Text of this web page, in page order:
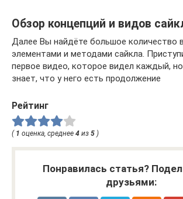
Обзор концепций и видов
Далее Вы найдёте большое количество
элементами и методами сайкла.
первое видео, которое видел каждый,
знает, что у него есть продолжение
Рейтинг
( 1 оценка, среднее 4 из 5 )
Понравилась статья?
друзьями: